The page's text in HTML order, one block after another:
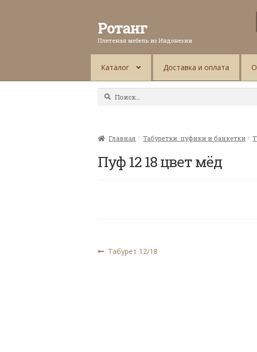
Ротанг
Плетеная мебель из Индонезии
Каталог Доставка и оплата
Найти:
Главная Табуретки, пуфики и банкетки
Пуф 12 18 цвет мёд
Навигация
Предыдущая
Табурет 12/18